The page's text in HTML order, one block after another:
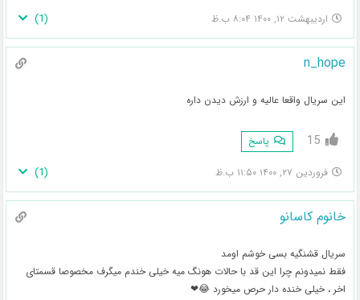
اردیبهشت ۱۲, ۱۴۰۰ ۸:۰۴ ب.ظ (
1
)
n_hope
این سریال واقعا عالیه و ارزش دیدن داره
15 پاسخ
فروردین ۲۷, ۱۴۰۰ ۱۱:۵۰ ب.ظ (
1
)
خانوم کاسانو
سریال قشنگیه بسی خوشم اومد
فقط نمیدونم چرا این قد با حالات هونگ میه خیلی خندم میگرف مخصوصا قسمتای
اخر ، خیلی خنده دار حرص میخورد 😂❤